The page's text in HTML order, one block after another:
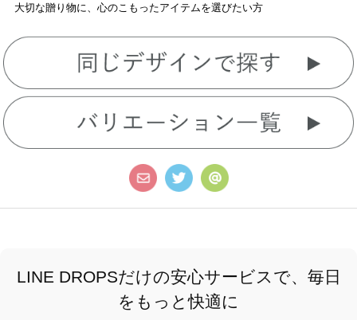
大切な贈り物に、心のこもったアイテムを選びたい方
LINE DROPSだけの安心サービスで、毎日
をもっと快適に